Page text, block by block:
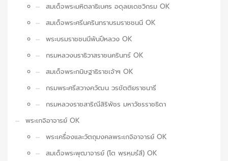
สมเด็จพระมหิตลาธิเบศร อดุลยเดชวิกรม OK
สมเด็จพระศรีนครินทราบรมราชชนนี OK
พระบรมราชชนนีพันปีหลวง OK
กรมหลวงนราธิวาสราชนครินทร์ OK
สมเด็จพระกนิษฐาธิราชเจ้าฯ OK
กรมพระศรีสวางควัฒน วรขัตติยราชนารี
กรมหลวงราชสาริณีสิริพัชร มหาวัชรราชธิดา
พระเกจิอาจารย์ OK
พระเครื่องและวัตถุมงคลพระเกจิอาจารย์ OK
สมเด็จพระพุฒาจารย์ (โต พฺรหฺมรํสี) OK